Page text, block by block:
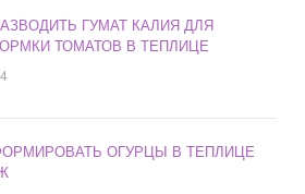
ГУМАТ КАЛИЯ ДЛЯ
ТОМАТОВ В ТЕПЛИЦЕ
ОГУРЦЫ В ТЕПЛИЦЕ